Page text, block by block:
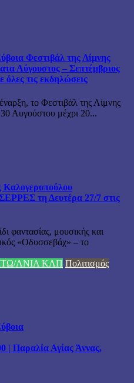
Φεστιβάλ της Λίμνης
Αύγουστος – Σεπτέμβριος
όλες τις εκδηλώσεις
το Φεστιβάλ της Λίμνης
Αυγούστου μέχρι 20...
τη Δευτέρα 27/7 στις
μουσικής και
«Οδυσσεβάχ» – το
ΛΝΙΑ ΚΛΠ Πολιτισμός
| Παραλία Αγίας Άννας,